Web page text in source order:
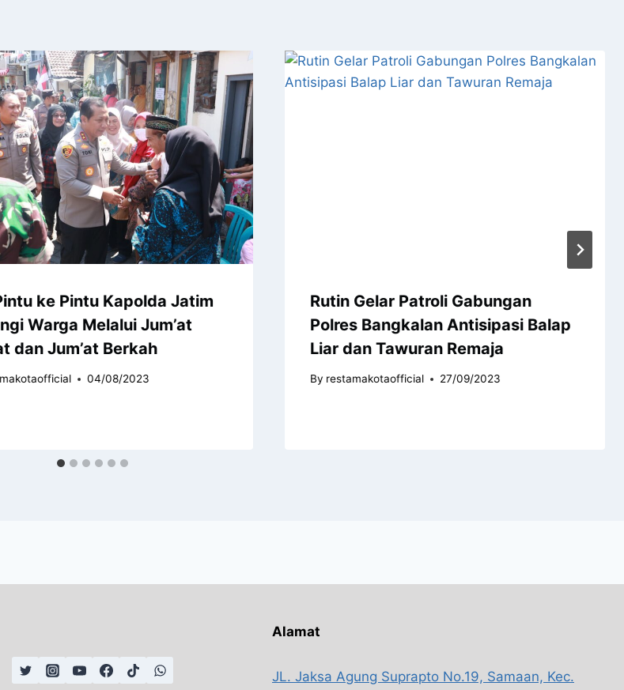
ke Pintu Kapolda Jatim
Warga Melalui Jum’at
dan Jum’at Berkah
04/08/2023
Rutin Gelar Patroli Gabungan
Polres Bangkalan Antisipasi Balap
Liar dan Tawuran Remaja
By restamakotaofficial 27/09/2023
Alamat
JL. Jaksa Agung Suprapto No.19, Samaan, Kec.